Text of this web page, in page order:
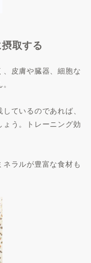
取する
皮膚や臓器、細胞な
ているのであれば、
う。トレーニング効
ラルが豊富な食材も